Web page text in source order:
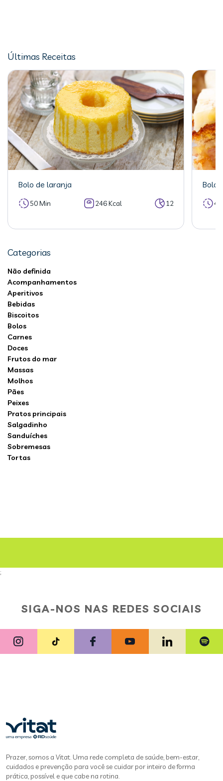
Últimas Receitas
Bolo de laranja
50 Min 246 Kcal 12
Bolo
Categorias
Não definida
Acompanhamentos
Aperitivos
Bebidas
Biscoitos
Bolos
Carnes
Doces
Frutos do mar
Massas
Molhos
Pães
Peixes
Pratos principais
Salgadinho
Sanduíches
Sobremesas
Tortas
;
SIGA-NOS NAS REDES SOCIAIS
Prazer, somos a Vitat. Uma rede completa de saúde, bem-estar,
cuidados e prevenção para você se cuidar por inteiro de forma
prática, possível e que cabe na rotina.